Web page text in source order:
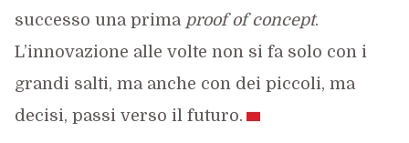
successo una prima proof of concept.
L’innovazione alle volte non si fa solo con i
grandi salti, ma anche con dei piccoli, ma
decisi, passi verso il futuro.